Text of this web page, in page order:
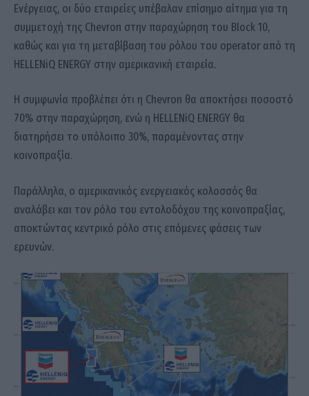
Ενέργειας, οι δύο εταιρείες υπέβαλαν επίσημο αίτημα για τη
συμμετοχή της Chevron στην παραχώρηση του Block 10,
καθώς και για τη μεταβίβαση του ρόλου του operator από τη
HELLENiQ ENERGY στην αμερικανική εταιρεία.
Η συμφωνία προβλέπει ότι η Chevron θα αποκτήσει ποσοστό
70% στην παραχώρηση, ενώ η HELLENiQ ENERGY θα
διατηρήσει το υπόλοιπο 30%, παραμένοντας στην
κοινοπραξία.
Παράλληλα, ο αμερικανικός ενεργειακός κολοσσός θα
αναλάβει και τον ρόλο του εντολοδόχου της κοινοπραξίας,
αποκτώντας κεντρικό ρόλο στις επόμενες φάσεις των
ερευνών.